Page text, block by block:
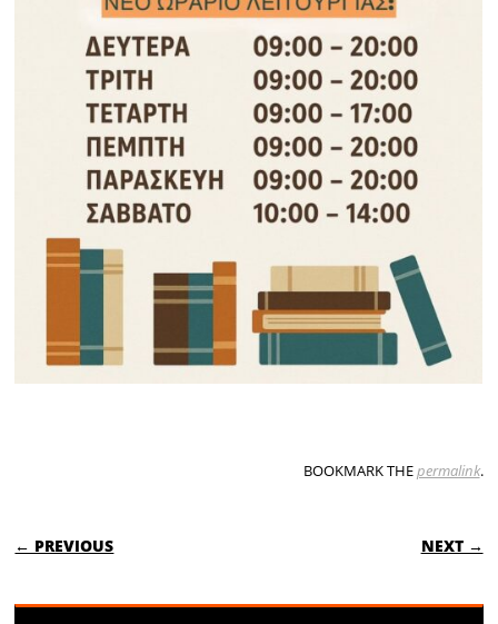
BOOKMARK THEpermalink.
POST NAVIGATION
← PREVIOUS NEXT →